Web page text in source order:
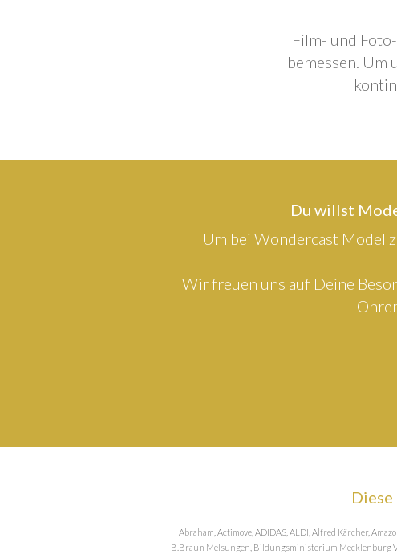
Film- und
bemessen.
Du willst
Um bei Wondercast Model
Wir freuen uns auf Deine
Abraham, Actimove, ADIDAS, ALDI, Alfred Kärcher,
B.Braun Melsungen, Bildungsministerium Mecklenburg